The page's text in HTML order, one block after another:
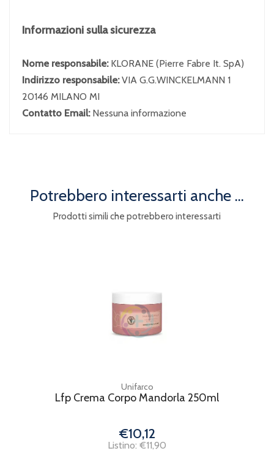
Informazioni sulla sicurezza
Nome responsabile: KLORANE (Pierre Fabre It. SpA)
Indirizzo responsabile:VIA G.G.WINCKELMANN 1
20146 MILANO MI
Contatto Email: Nessuna informazione
Potrebbero interessarti anche ...
Prodotti simili che potrebbero interessarti
Unifarco
Lfp Crema Corpo Mandorla 250ml
€10,12
Listino: €11,90